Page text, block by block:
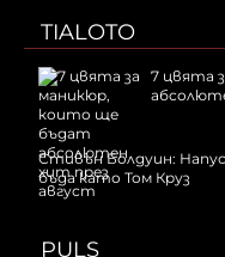
TIALOTO
7 цвята
Стивън Болдуин:
бъда като Том Круз
PULS